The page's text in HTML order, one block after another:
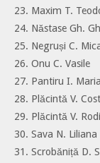
23. Maxim T.
24. Năstase Gh.
25. Negruși C.
26. Onu C. Vasile
27. Pantiru I. Maria
28. Plăcintă V.
29. Plăcintă V.
30. Sava N. Liliana
31. Scrobăniță D.